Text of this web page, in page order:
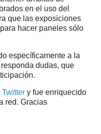
en el uso del
que las exposiciones
hacer paneles sólo
específicamente a la
dudas, que
Twitter y fue enriquecido
red. Gracias